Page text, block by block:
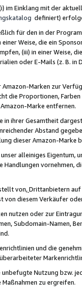
im Einklang mit der
definiert)
für den in der
Weise, die ein
(iii) in einer Weise,
oder E-Mails (z. B. in
Marken zur
die Proportionen,
Marke entfernen.
in ihrer Gesamtheit
Abstand
dieser Amazon-Marke
alleiniges
vornehmen,
von,Drittanbietern auf
von diesem Verkäufer
nutzen oder zur
Subdomain-Namen,
und die
Nutzung bzw.
Maßnahmen zu ergreifen.